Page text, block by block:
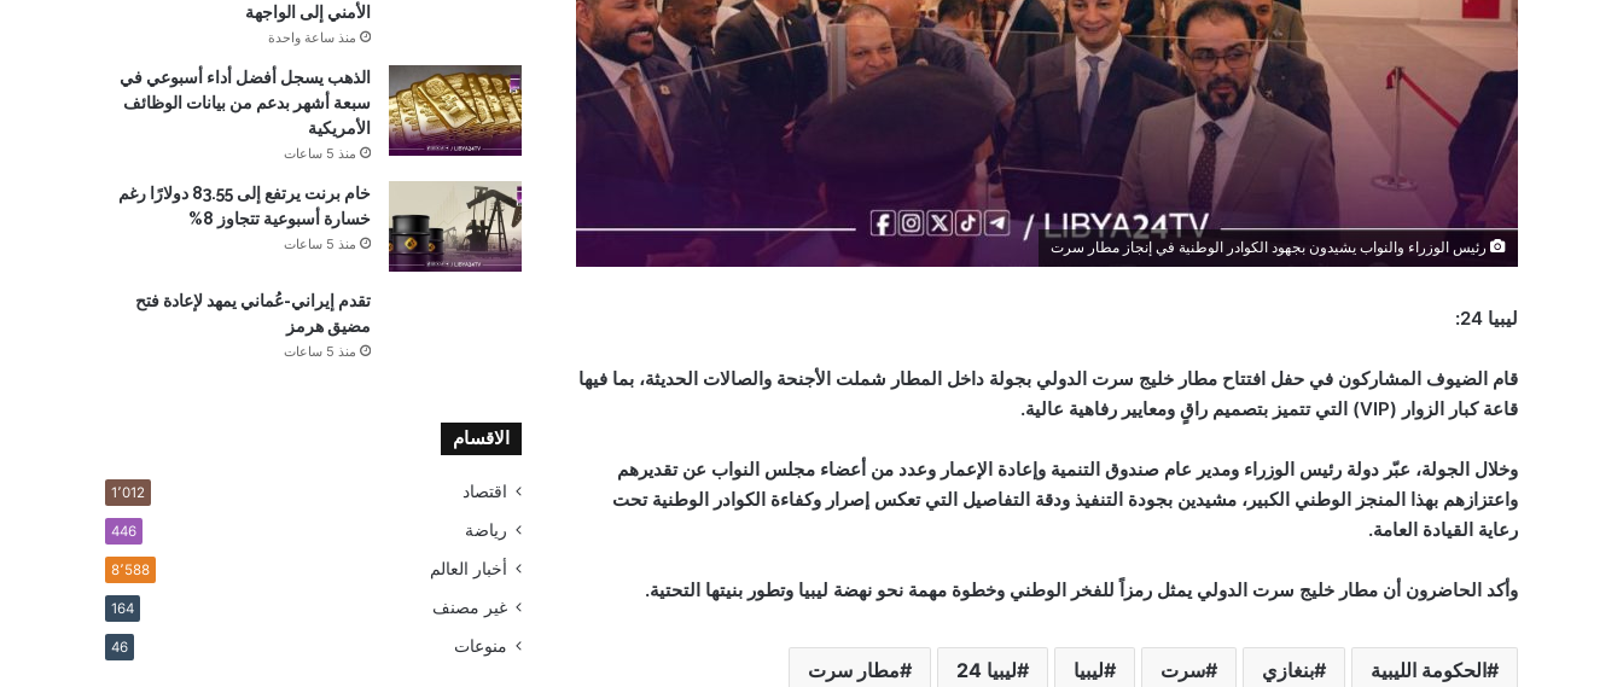
رئيس الوزراء والنواب يشيدون بجهود الكوادر الوطنية في إنجاز مطار سرت
ليبيا 24:
قام الضيوف المشاركون في حفل افتتاح مطار خليج سرت الدولي بجولة داخل المطار شملت الأجنحة والصالات الحديثة، بما فيها
قاعة كبار الزوار (VIP) التي تتميز بتصميم راقٍ ومعايير رفاهية عالية.
وخلال الجولة، عبّر دولة رئيس الوزراء ومدير عام صندوق التنمية وإعادة الإعمار وعدد من أعضاء مجلس النواب عن تقديرهم
واعتزازهم بهذا المنجز الوطني الكبير، مشيدين بجودة التنفيذ ودقة التفاصيل التي تعكس إصرار وكفاءة الكوادر الوطنية تحت
رعاية القيادة العامة.
وأكد الحاضرون أن مطار خليج سرت الدولي يمثل رمزاً للفخر الوطني وخطوة مهمة نحو نهضة ليبيا وتطور بنيتها التحتية.
الحكومة الليبية بنغازي سرت ليبيا ليبيا 24 مطار سرت
الأمني إلى الواجهة
منذ ساعة واحدة
الذهب يسجل أفضل أداء أسبوعي في
سبعة أشهر بدعم من بيانات الوظائف
الأمريكية
منذ 5 ساعات
خام برنت يرتفع إلى 83.55 دولارًا رغم
خسارة أسبوعية تتجاوز 8%
منذ 5 ساعات
تقدم إيراني-عُماني يمهد لإعادة فتح
مضيق هرمز
منذ 5 ساعات
الاقسام
اقتصاد 1٬012
رياضة 446
أخبار العالم 8٬588
غير مصنف 164
منوعات 46